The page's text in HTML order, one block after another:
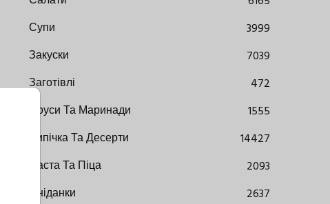
Супи
3999
Закуски
7039
Заготівлі
472
Соуси Та Маринади
1555
Випічка Та Десерти
14427
Паста Та Піца
2093
Сніданки
2637